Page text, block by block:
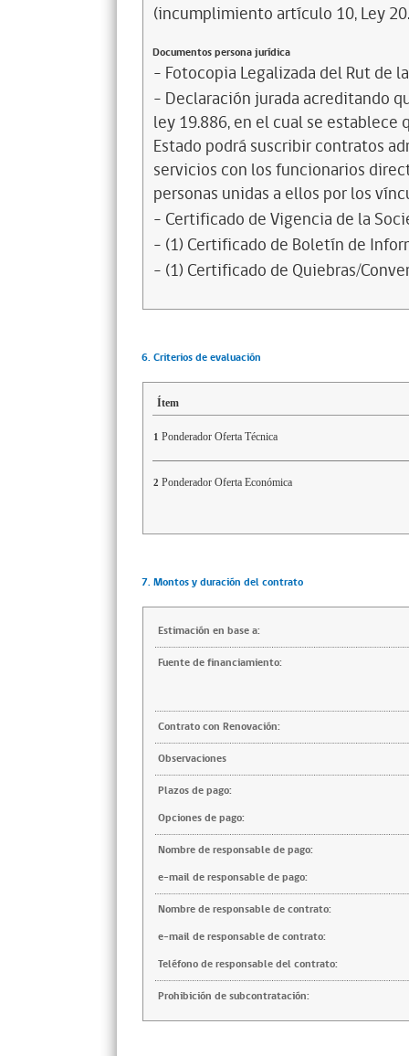
(incumplimiento artículo 10, Ley
Documentos persona jurídica
- Fotocopia Legalizada del Rut de
- Declaración jurada acreditando
ley 19.886, en el cual se
Estado podrá suscribir contratos
servicios con los funcionarios
personas unidas a ellos por los
- Certificado de Vigencia de la
- (1) Certificado de Boletín de
- (1) Certificado de Quiebras/
6. Criterios de evaluación
Ítem
1 Ponderador Oferta Técnica
2 Ponderador Oferta Económica
7. Montos y duración del contrato
Estimación en base a:
Fuente de financiamiento:
Contrato con Renovación:
Observaciones
Plazos de pago:
Opciones de pago:
Nombre de responsable de pago:
e-mail de responsable de pago:
Nombre de responsable de contrato:
e-mail de responsable de contrato:
Teléfono de responsable del contrato:
Prohibición de subcontratación: